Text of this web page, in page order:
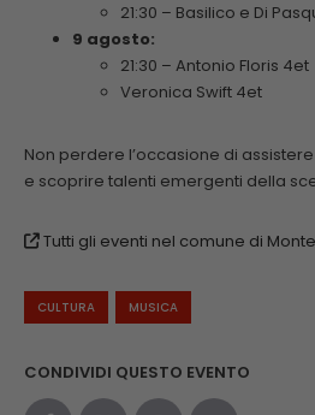
21:30 – Basilico e Di
9 agosto:
21:30 – Antonio Floris 4et
Veronica Swift 4et
Non perdere l’occasione di
e scoprire talenti emergenti della
Tutti gli eventi nel comune di
CULTURA MUSICA
CONDIVIDI QUESTO EVENTO